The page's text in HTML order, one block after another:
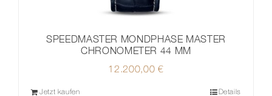
SPEEDMASTER MONDPHASE MASTER
CHRONOMETER 44 MM
12.200,00 €
Jetzt kaufen Details